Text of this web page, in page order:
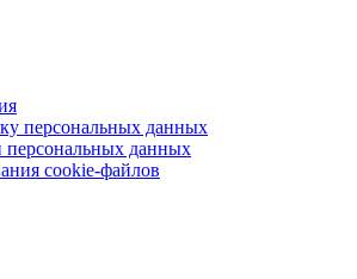
персональных данных
персональных данных
cookie-файлов